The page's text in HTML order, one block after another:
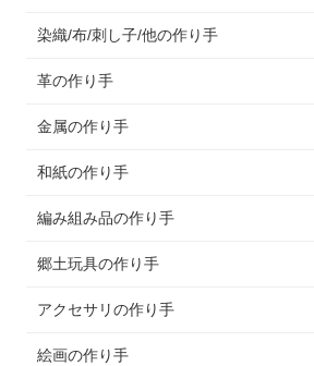
染織/布/刺し子/他の作り手
革の作り手
金属の作り手
和紙の作り手
編み組み品の作り手
郷土玩具の作り手
アクセサリの作り手
絵画の作り手